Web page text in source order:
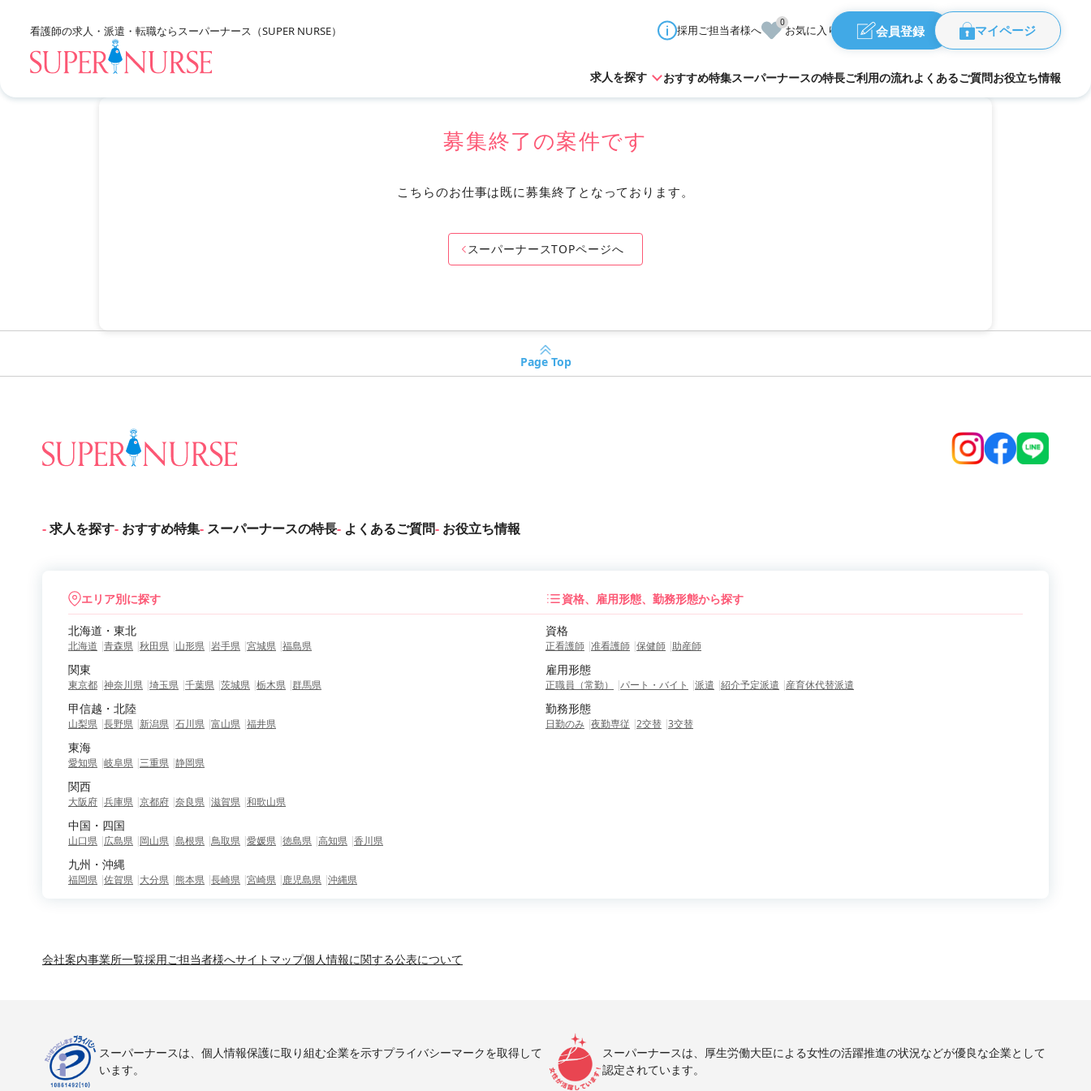
看護師の求人・派遣・転職なら スーパーナース（SUPER NURSE） 採用ご担当者様へ
0
お気に入り 会員登録 マイページ
求人を探す
北海道 青森県 秋田県 山形県 岩手県
神奈川県 埼玉県 千葉県
三重県
おすすめ特集スーパーナースの特長ご利用の流れよくあるご質問お役立ち情報
募集終了の案件です
こちらのお仕事は既に募集終了となっております。
スーパーナースTOPページへ
Page Top
求人を探す おすすめ特集 スーパーナースの特長 よくあるご質問 お役立ち情報
エリア別に探す
北海道・東北
北海道 青森県 秋田県 山形県 岩手県 宮城県 福島県
関東
東京都 神奈川県 埼玉県 千葉県 茨城県 栃木県 群馬県
甲信越・北陸
山梨県 長野県 新潟県 石川県 富山県 福井県
東海
愛知県 岐阜県 三重県 静岡県
関西
大阪府 兵庫県 京都府 奈良県 滋賀県 和歌山県
中国・四国
山口県 広島県 岡山県 島根県 鳥取県 愛媛県 徳島県 高知県 香川県
九州・沖縄
福岡県 佐賀県 大分県 熊本県 長崎県 宮崎県 鹿児島県 沖縄県
資格、雇用形態、勤務形態から探す
資格
正看護師 准看護師 保健師 助産師
雇用形態
正職員（常勤） パート・バイト 派遣 紹介予定派遣 産育休代替派遣
勤務形態
日勤のみ 夜勤専従 2交替 3交替
会社案内事業所一覧採用ご担当者様へサイトマップ個人情報に関する公表について
スーパーナースは、個人情報保護に取り組む企業を示すプライバシーマークを取得して
います。
スーパーナースは、厚生労働大臣による女性の活躍推進の状況などが優良な企業として
認定されています。